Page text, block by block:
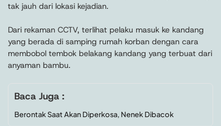
tak jauh dari lokasi kejadian.
Dari rekaman CCTV, terlihat pelaku masuk ke kandang
yang berada di samping rumah korban dengan cara
membobol tembok belakang kandang yang terbuat dari
anyaman bambu.
Baca Juga :
Berontak Saat Akan Diperkosa, Nenek Dibacok